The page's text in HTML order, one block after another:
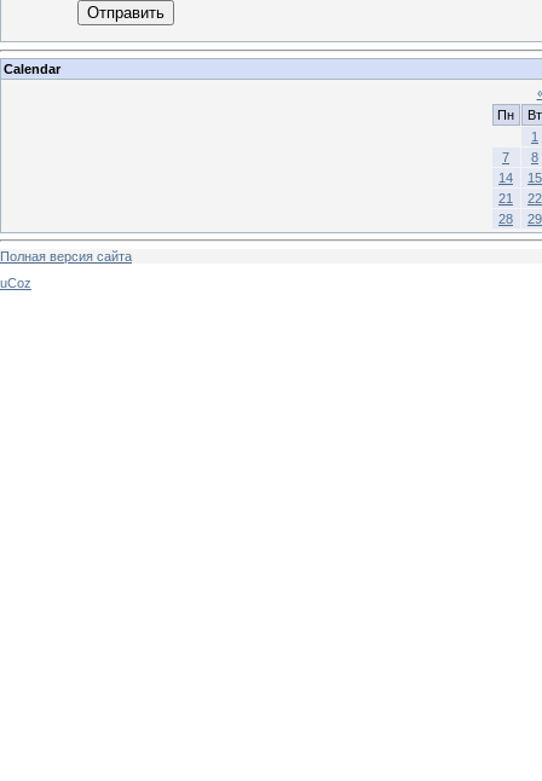
Отправить
Calendar
Пн
Вт
1
7
8
14
15
21
22
28
29
Полная версия сайта
uCoz